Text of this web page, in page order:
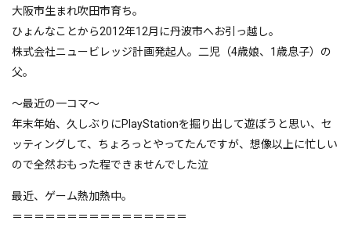
大阪市生まれ吹田市育ち。
ひょんなことから2012年12月に丹波市へお引っ越し。
株式会社ニュービレッジ計画発起人。二児（4歳娘、1歳息子）の
父。
～最近の一コマ～
年末年始、久しぶりにPlayStationを掘り出して遊ぼうと思い、セ
ッティングして、ちょろっとやってたんですが、想像以上に忙しい
ので全然おもった程できませんでした泣
最近、ゲーム熱加熱中。
＝＝＝＝＝＝＝＝＝＝＝＝＝＝＝＝